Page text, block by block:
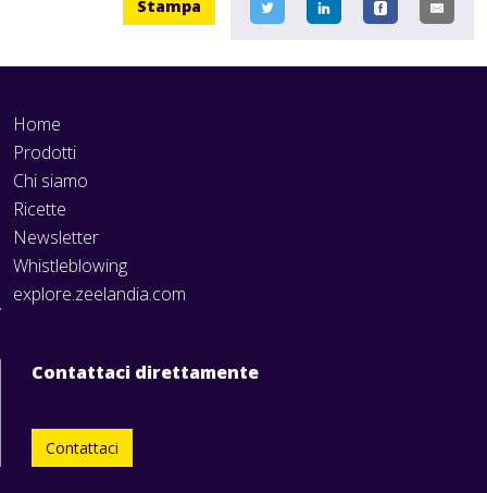
Stampa
Home
Prodotti
Chi siamo
Ricette
Newsletter
Whistleblowing
explore.zeelandia.com
Contattaci direttamente
Contattaci